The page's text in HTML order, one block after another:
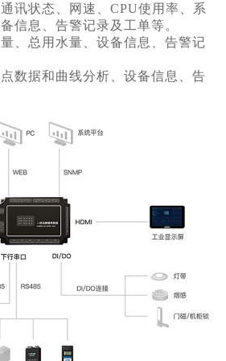
讯状态、网速、CPU使用率、系
信息、告警记录及工单等。
、总用水量、设备信息、告警记
数据和曲线分析、设备信息、告